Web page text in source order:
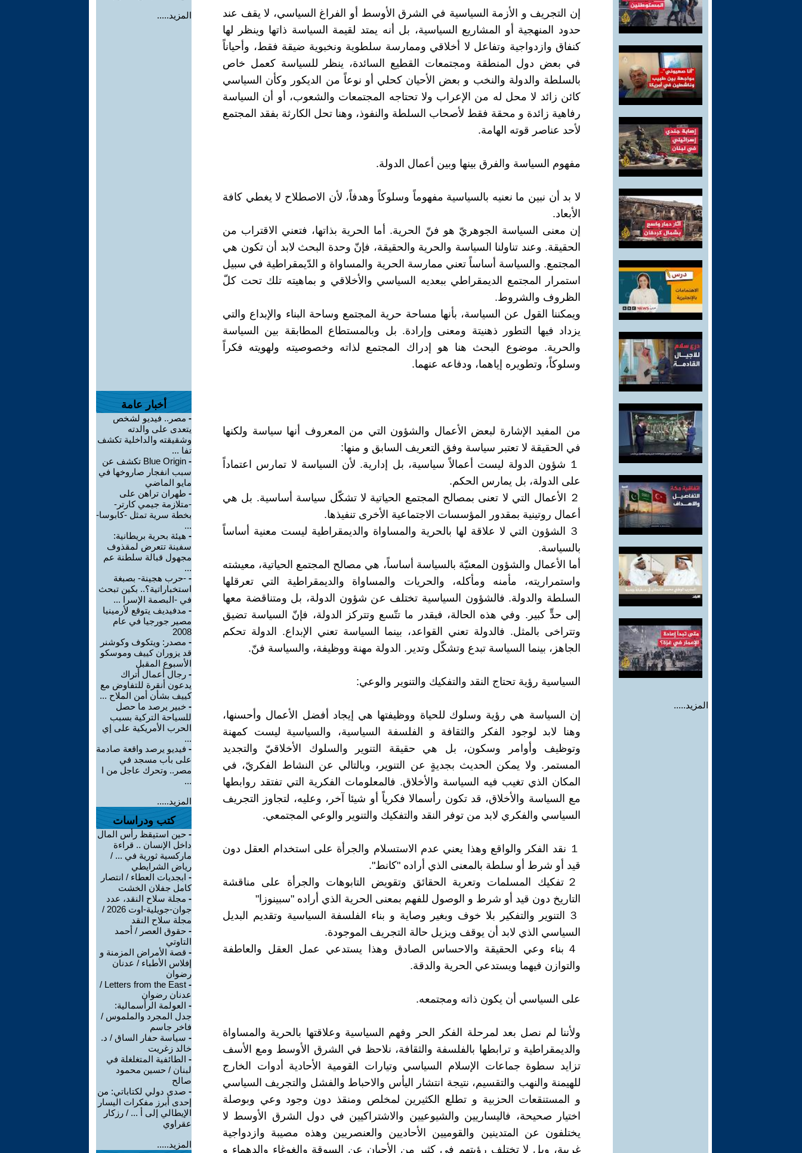
المزيد.....
إن التجريف و الأزمة السياسية في الشرق الأوسط أو الفراغ السياسي، لا يقف عند
حدود المنهجية أو المشاريع السياسية، بل أنه يمتد لقيمة السياسة ذاتها وينظر لها
كنفاق وازدواجية وتفاعل لا أخلاقي وممارسة سلطوية ونخبوية ضيقة فقط، وأحياناً
في بعض دول المنطقة ومجتمعات القطيع السائدة، ينظر للسياسة كعمل خاص
بالسلطة والدولة والنخب و بعض الأحيان كحلي أو نوعاً من الديكور وكأن السياسي
كائن زائد لا محل له من الإعراب ولا تحتاجه المجتمعات والشعوب، أو أن السياسة
رفاهية زائدة و محقة فقط لأصحاب السلطة والنفوذ، وهنا تحل الكارثة بفقد المجتمع
لأحد عناصر قوته الهامة.
مفهوم السياسة والفرق بينها وبين أعمال الدولة.
لا بد أن نبين ما نعنيه بالسياسية مفهوماً وسلوكاً وهدفاً، لأن الاصطلاح لا يغطي كافة
الأبعاد.
إن معنى السياسة الجوهريّ هو فنّ الحرية. أما الحرية بذاتها، فتعني الاقتراب من
الحقيقة. وعند تناولنا السياسة والحرية والحقيقة، فإنّ وحدة البحث لابد أن تكون هي
المجتمع. والسياسة أساساً تعني ممارسة الحرية والمساواة و الدّيمقراطية في سبيل
استمرار المجتمع الديمقراطي ببعديه السياسي والأخلاقي و بماهيته تلك تحت كلّ
الظروف والشروط.
ويمكننا القول عن السياسة، بأنها مساحة حرية المجتمع وساحة البناء والإبداع والتي
يزداد فيها التطور ذهنيتة ومعنى وإرادة. بل وبالمستطاع المطابقة بين السياسة
والحرية. موضوع البحث هنا هو إدراك المجتمع لذاته وخصوصيته ولهويته فكراً
وسلوكاً، وتطويره إياهما، ودفاعه عنهما.
من المفيد الإشارة لبعض الأعمال والشؤون التي من المعروف أنها سياسة ولكنها
في الحقيقة لا تعتبر سياسة وفق التعريف السابق و منها:
１ شؤون الدولة ليست أعمالاً سياسية، بل إدارية. لأن السياسة لا تمارس اعتماداً
على الدولة، بل يمارس الحكم.
２ الأعمال التي لا تعنى بمصالح المجتمع الحياتية لا تشكّل سياسة أساسية. بل هي
أعمال روتينية بمقدور المؤسسات الاجتماعية الأخرى تنفيذها.
３ الشؤون التي لا علاقة لها بالحرية والمساواة والديمقراطية ليست معنية أساساً
بالسياسة.
أما الأعمال والشؤون المعنيّة بالسياسة أساساً، هي مصالح المجتمع الحياتية، معيشته
واستمراريته، مأمنه ومأكله، والحريات والمساواة والديمقراطية التي تعرقلها
السلطة والدولة. فالشؤون السياسية تختلف عن شؤون الدولة، بل ومتناقضة معها
إلى حدٍّ كبير. وفي هذه الحالة، فبقدر ما تتّسع وتتركز الدولة، فإنّ السياسة تضيق
وتتراخى بالمثل. فالدولة تعني القواعد، بينما السياسة تعني الإبداع. الدولة تحكم
الجاهز، بينما السياسة تبدع وتشكّل وتدير. الدولة مهنة ووظيفة، والسياسة فنّ.
السياسية رؤية تحتاج النقد والتفكيك والتنوير والوعي:
إن السياسة هي رؤية وسلوك للحياة ووظيفتها هي إيجاد أفضل الأعمال وأحسنها،
وهنا لابد لوجود الفكر والثقافة و الفلسفة السياسية، والسياسية ليست كمهنة
وتوظيف وأوامر وسكون، بل هي حقيقة التنوير والسلوك الأخلاقيّ والتجديد
المستمر. ولا يمكن الحديث بجديةٍ عن التنوير، وبالتالي عن النشاط الفكريّ، في
المكان الذي تغيب فيه السياسة والأخلاق. فالمعلومات الفكرية التي تفتقد روابطها
مع السياسة والأخلاق، قد تكون رأسمالا فكرياً أو شيئا آخر، وعليه، لتجاوز التجريف
السياسي والفكري لابد من توفر النقد والتفكيك والتنوير والوعي المجتمعي.
１ نقد الفكر والواقع وهذا يعني عدم الاستسلام والجرأة على استخدام العقل دون
قيد أو شرط أو سلطة بالمعنى الذي أراده "كانط".
２ تفكيك المسلمات وتعرية الحقائق وتقويض التابوهات والجرأة على مناقشة
التاريخ دون قيد أو شرط و الوصول للفهم بمعنى الحرية الذي أراده "سبينوزا"
３ التنوير والتفكير بلا خوف وبغير وصاية و بناء الفلسفة السياسية وتقديم البديل
السياسي الذي لابد أن يوقف ويزيل حالة التجريف الموجودة.
４ بناء وعي الحقيقة والاحساس الصادق وهذا يستدعي عمل العقل والعاطفة
والتوازن فيهما ويستدعي الحرية والدقة.
على السياسي أن يكون ذاته ومجتمعه.
ولأننا لم نصل بعد لمرحلة الفكر الحر وفهم السياسية وعلاقتها بالحرية والمساواة
والديمقراطية و ترابطها بالفلسفة والثقافة، نلاحظ في الشرق الأوسط ومع الأسف
تزايد سطوة جماعات الإسلام السياسي وتيارات القومية الأحادية أدوات الخارج
للهيمنة والنهب والتقسيم، نتيجة انتشار اليأس والاحباط والفشل والتجريف السياسي
و المستنقعات الحزبية و تطلع الكثيرين لمخلص ومنقذ دون وجود وعي وبوصلة
اختيار صحيحة، فاليساريين والشيوعيين والاشتراكيين في دول الشرق الأوسط لا
يختلفون عن المتدينين والقوميين الأحاديين والعنصريين وهذه مصيبة وازدواجية
غريبة، وبل لا تختلف رؤيتهم في كثير من الأحيان عن السوقة والغوغاء والدهماء و
المزيد.....
أخبار عامة
- مصر.. فيديو لشخص
يتعدى على والدته
وشقيقته والداخلية تكشف
تفا ...
-
Blue Origin تكشف عن
سبب انفجار صاروخها في
مايو الماضي
- طهران تراهن على
-متلازمة جيمي كارتر-
بخطة سرية تمثل -كابوسا-
...
- هيئة بحرية بريطانية:
سفينة تتعرض لمقذوف
مجهول قبالة سلطنة عم
...
- -حرب هجينة- بصبغة
استخباراتية؟.. بكين تبحث
في -البصمة الإسرا ...
- مدفيديف يتوقع لأرمينيا
مصير جورجيا في عام
2008
- مصدر: ويتكوف وكوشنر
قد يزوران كييف وموسكو
الأسبوع المقبل
- رجال أعمال أتراك
يدعون أنقرة للتفاوض مع
كييف بشأن أمن الملاح ...
- خبير يرصد ما حصل
للسياحة التركية بسبب
الحرب الأمريكية على إي
...
- فيديو يرصد واقعة صادمة
على باب مسجد في
مصر.. وتحرك عاجل من ا
...
المزيد.....
كتب ودراسات
- حين استيقظ رأس المال
داخل الإنسان .. قراءة
ماركسية ثورية في ... /
رياض الشرايطي
- ابجديات العطاء / انتصار
كامل جفلان الخشت
- مجلة سلاح النقد، عدد
جوان-جويلية-اوت 2026 /
مجلة سلاح النقد
- حقوق العصر / أحمد
التاوتي
- قصة الأمراض المزمنة و
إفلاس الأطباء / عدنان
رضوان
-
Letters from the East /
عدنان رضوان
- العولمة الرأسمالية:
جدل المجرد والملموس /
فاخر جاسم
- سياسة حفار الساق / د.
خالد زغريت
- الطائفية المتغلغلة في
لبنان / حسين محمود
صالح
- صدى دولي لكتاباتي: من
إحدى أبرز مفكرات اليسار
الإيطالي إلى أ ... / رزكار
عقراوي
المزيد.....